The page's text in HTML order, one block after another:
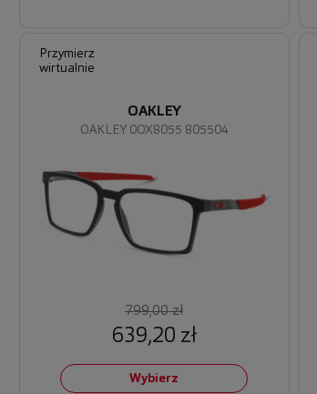
Przymierz
wirtualnie
OAKLEY 0OX8055 805504
OAKLEY
799,00 zł
639,20 zł
Wybierz